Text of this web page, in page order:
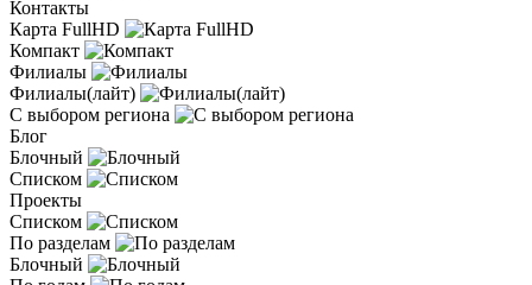
Контакты
Карта FullHD
Компакт
Филиалы
Филиалы(лайт)
С выбором региона
Блог
Блочный
Списком
Проекты
Списком
По разделам
Блочный